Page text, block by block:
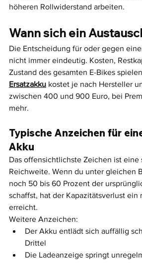
höheren Rollwiderstand arbeiten.
Wann sich ein
Die Entscheidung für oder gegen
nicht immer eindeutig. Kosten,
Zustand des gesamten E-Bikes
Ersatzakku kostet je nach Hersteller
zwischen 400 und 900 Euro, bei
mehr.
Typische Anzeichen für
Akku
Das offensichtlichste Zeichen ist eine
Reichweite. Wenn du unter gleichen
noch 50 bis 60 Prozent der
schaffst, hat der Kapazitätsverlust ein
erreicht.
Weitere Anzeichen:
Der Akku entlädt sich auffällig
Drittel
Die Ladeanzeige springt